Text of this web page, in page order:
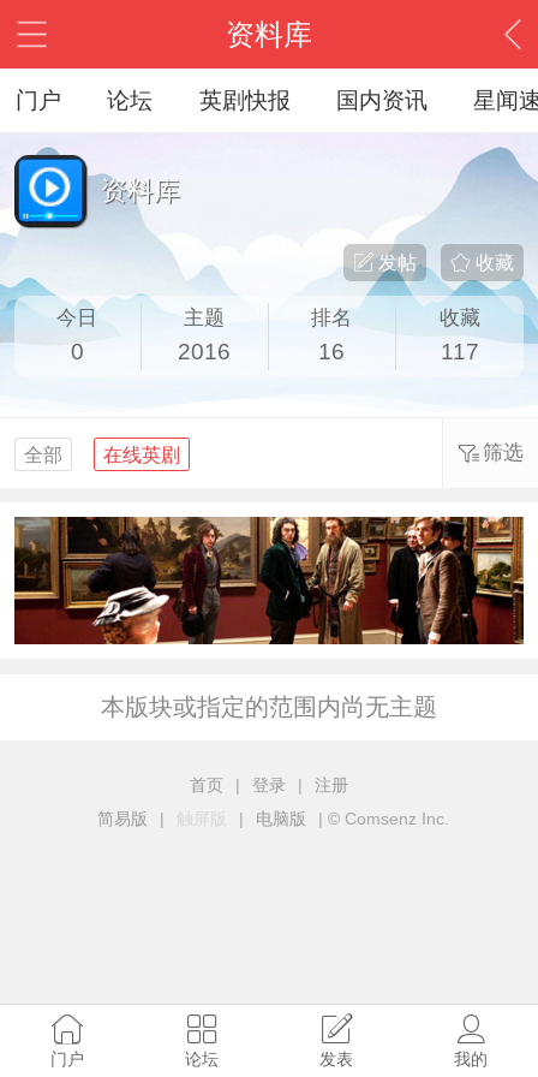
资料库
门户 论坛 英剧快报 国内资讯 星闻
资料库
收藏
发帖
今日
0
主题
2016
排名
16
收藏
117
全部 在线英剧 筛选
本版块或指定的范围内尚无主题
首页 | 登录 |
注册
简易版
| 触屏版 | 电脑版 | © Comsenz Inc.
门户 论坛 发表 我的